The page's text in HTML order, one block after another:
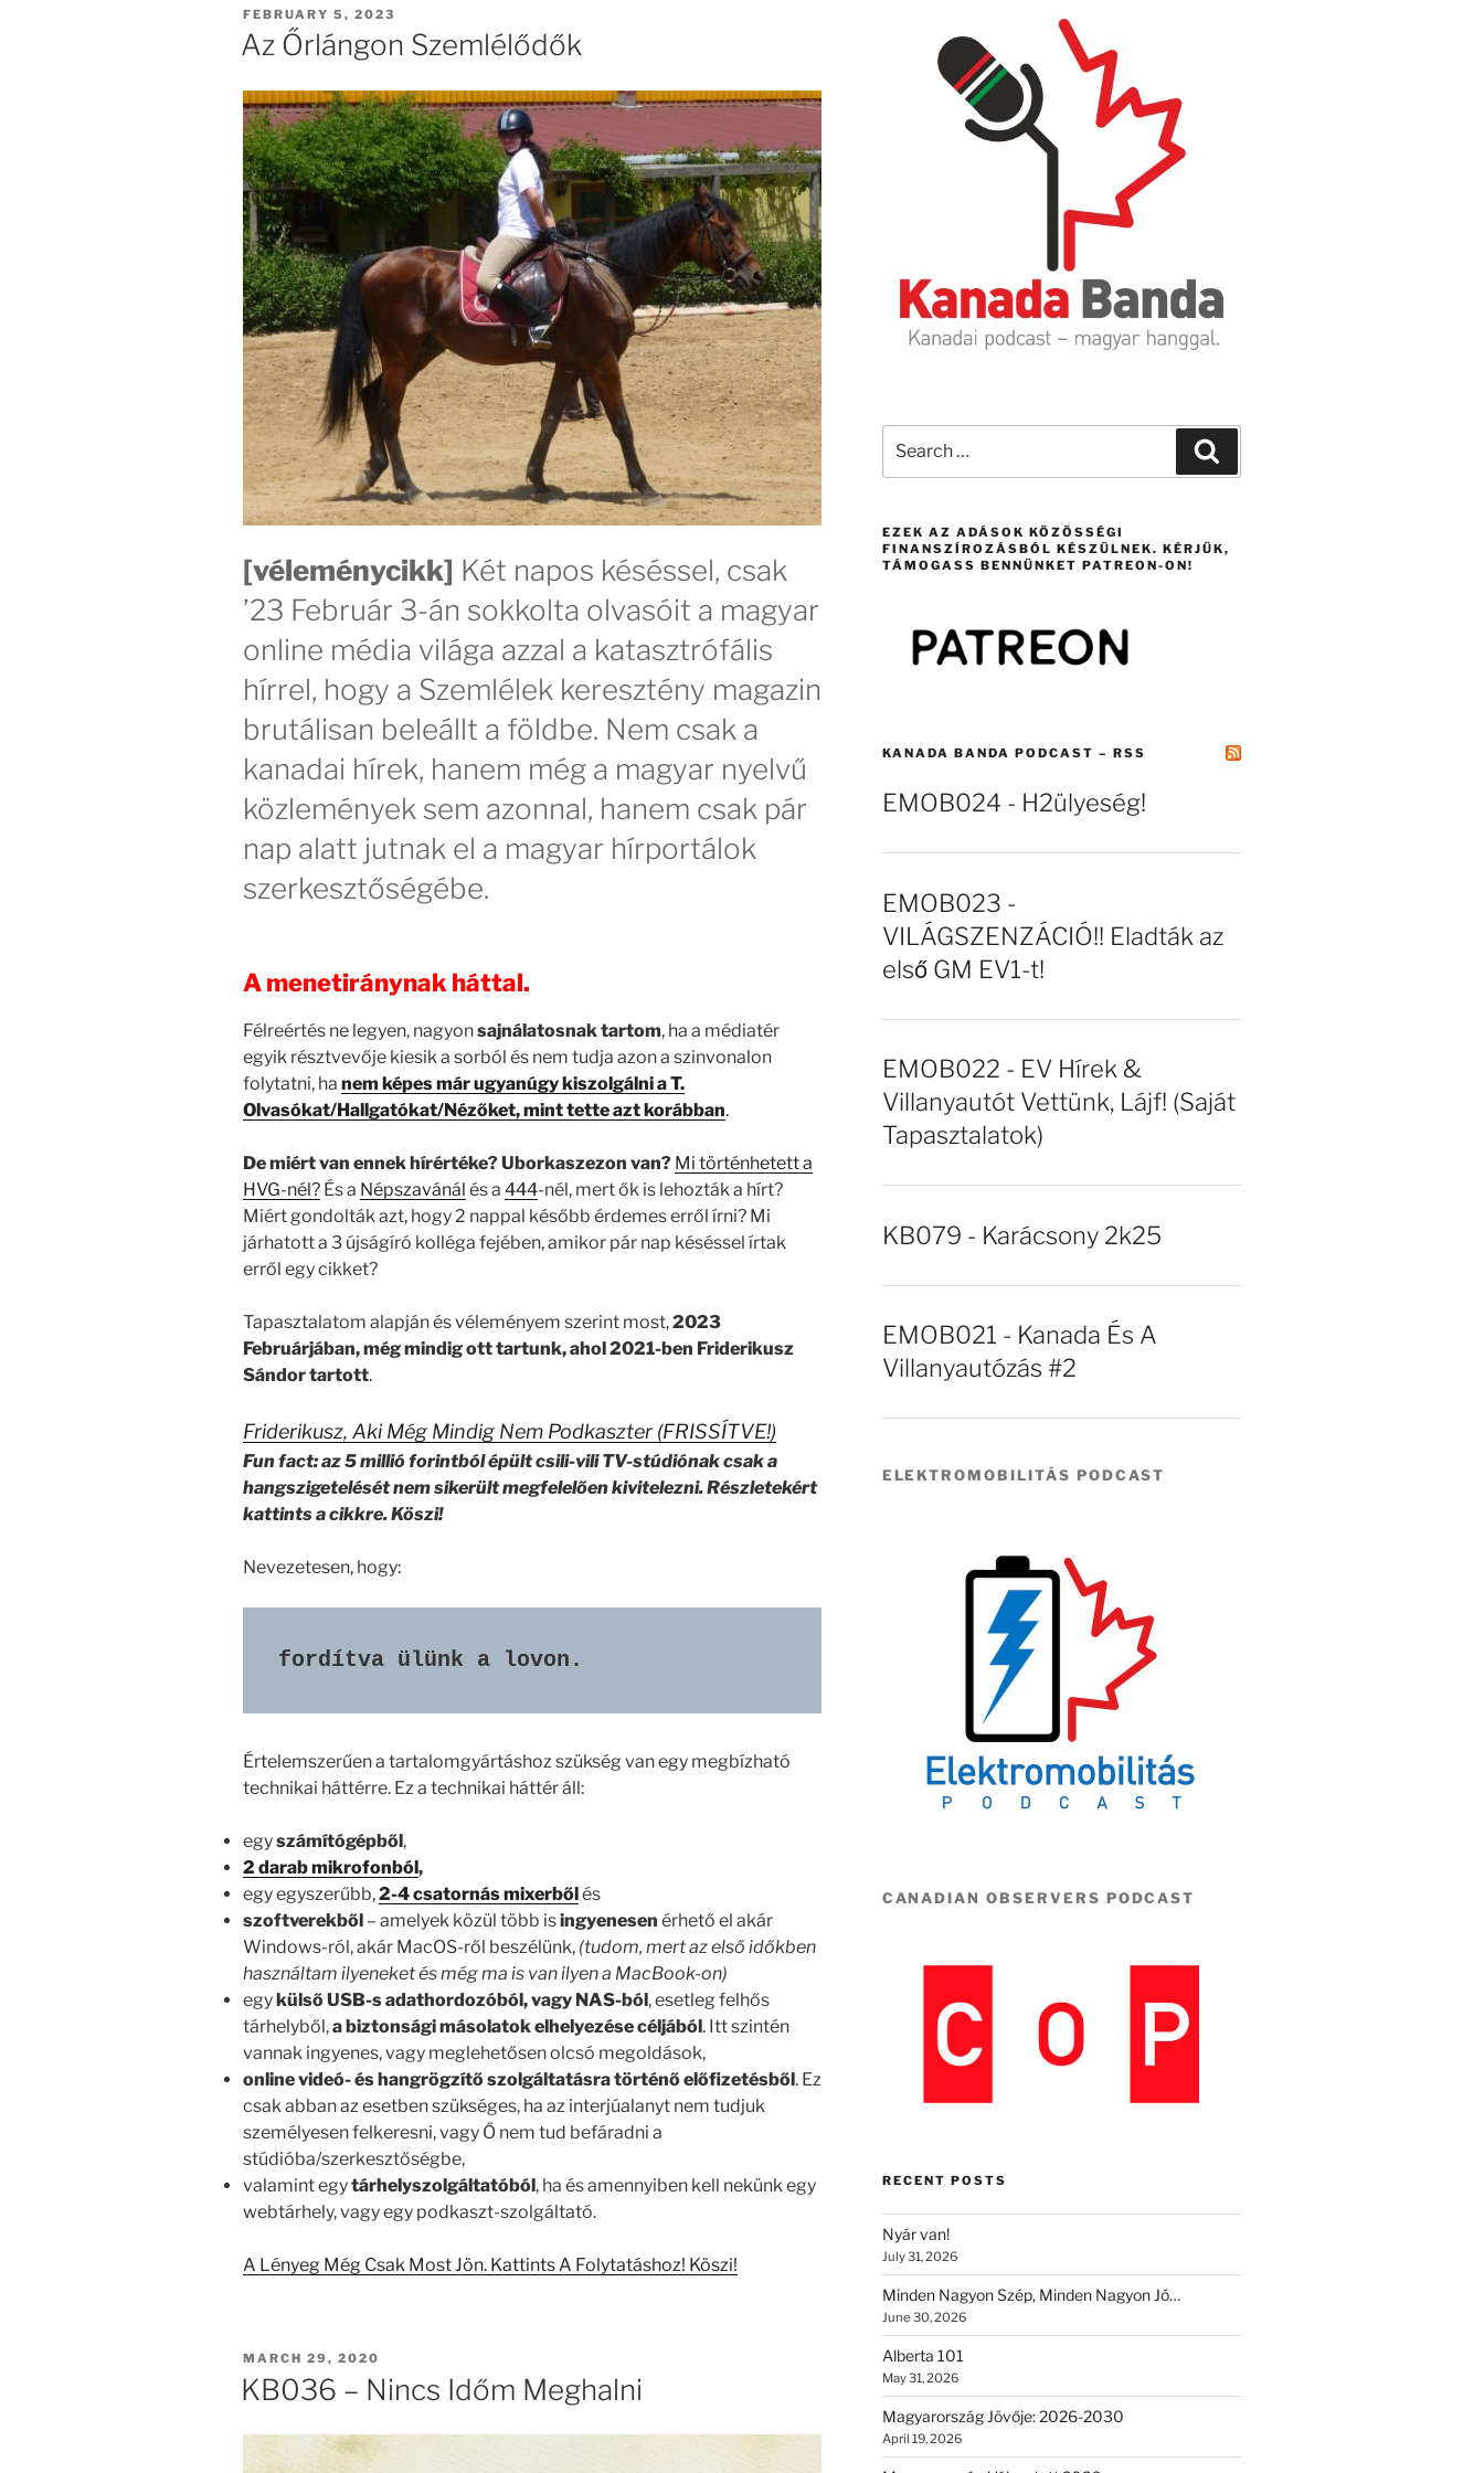
POSTED
ON
FEBRUARY 5, 2023
Az Őrlángon Szemlélődők
[véleménycikk] Két napos késéssel, csak
’23 Február 3-án sokkolta olvasóit a magyar
online média világa azzal a katasztrófális
hírrel, hogy a Szemlélek keresztény magazin
brutálisan beleállt a földbe. Nem csak a
kanadai hírek, hanem még a magyar nyelvű
közlemények sem azonnal, hanem csak pár
nap alatt jutnak el a magyar hírportálok
szerkesztőségébe.
A menetiránynak háttal.
Félreértés ne legyen, nagyonsajnálatosnak tartom, ha a médiatér
egyik résztvevője kiesik a sorból és nem tudja azon a szinvonalon
folytatni, ha nem képes már ugyanúgy kiszolgálni a T.
Olvasókat/Hallgatókat/Nézőket, mint tette azt korábban.
De miért van ennek hírértéke? Uborkaszezon van? Mi történhetett a
HVG-nél? És a Népszavánál és a 444-nél, mert ők is lehozták a hírt?
Miért gondolták azt, hogy 2 nappal később érdemes erről írni? Mi
járhatott a 3 újságíró kolléga fejében, amikor pár nap késéssel írtak
erről egy cikket?
Tapasztalatom alapján és véleményem szerint most,2023
Februárjában, még mindig ott tartunk, ahol 2021-ben Friderikusz
Sándor tartott.
Friderikusz, Aki Még Mindig Nem Podkaszter (FRISSÍTVE!)
Fun fact: az 5 millió forintból épült csili-vili TV-stúdiónak csak a
hangszigetelését nem sikerült megfelelően kivitelezni. Részletekért
kattints a cikkre. Köszi!
Nevezetesen, hogy:
fordítva ülünk a lovon.
Értelemszerűen a tartalomgyártáshoz szükség van egy megbízható
technikai háttérre. Ez a technikai háttér áll:
egyszámítógépből,
2 darab mikrofonból,
egy egyszerűbb,2-4 csatornás mixerbőlés
szoftverekből – amelyek közül több isingyenesen érhető el akár
Windows-ról, akár MacOS-ről beszélünk, (tudom, mert az első időkben
használtam ilyeneket és még ma is van ilyen a MacBook-on)
egykülső USB-s adathordozóból, vagy NAS-ból, esetleg felhős
tárhelyből,a biztonsági másolatok elhelyezése céljából. Itt szintén
vannak ingyenes, vagy meglehetősen olcsó megoldások,
online videó- és hangrögzítő szolgáltatásra történő előfizetésből. Ez
csak abban az esetben szükséges, ha az interjúalanyt nem tudjuk
személyesen felkeresni, vagy Ő nem tud befáradni a
stúdióba/szerkesztőségbe,
valamint egytárhelyszolgáltatóból, ha és amennyiben kell nekünk egy
webtárhely, vagy egy podkaszt-szolgáltató.
A Lényeg Még Csak Most Jön. Kattints A Folytatáshoz! Köszi!
POSTED
ON
MARCH 29, 2020
KB036 – Nincs Időm Meghalni
for:
EZEK AZ ADÁSOK KÖZÖSSÉGI
FINANSZÍROZÁSBÓL KÉSZÜLNEK. KÉRJÜK,
TÁMOGASS BENNÜNKET PATREON-ON!
KANADA BANDA PODCAST – RSS
EMOB024 - H2ülyeség!
EMOB023 -
VILÁGSZENZÁCIÓ!! Eladták az
első GM EV1-t!
EMOB022 - EV Hírek &
Villanyautót Vettünk, Lájf! (Saját
Tapasztalatok)
KB079 - Karácsony 2k25
EMOB021 - Kanada És A
Villanyautózás #2
ELEKTROMOBILITÁS PODCAST
CANADIAN OBSERVERS PODCAST
RECENT POSTS
Nyár van!
July 31, 2026
Minden Nagyon Szép, Minden Nagyon Jó…
June 30, 2026
Alberta 101
May 31, 2026
Magyarország Jövője: 2026-2030
April 19, 2026